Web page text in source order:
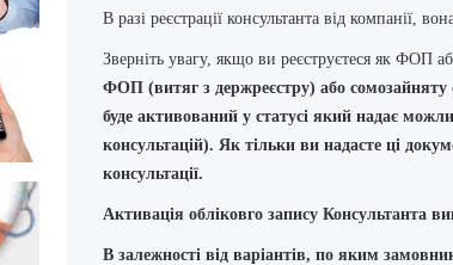
В разі реєстрації консультанта від компанії,
Зверніть увагу, якщо ви реєструєтеся як ФОП
ФОП (витяг з держреєстру) або
буде активований у статусі який надає
консультацій). Як тільки ви надасте ці
консультації.
Активація обліковго запису Консультанта
В залежності від варіантів, по яким